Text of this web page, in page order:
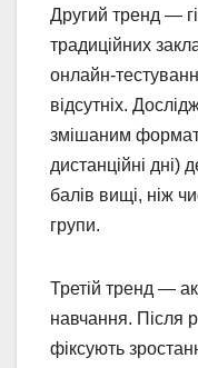
Другий тренд —
традиційних
онлайн-
відсутніх.
змішаним
дистанційні дні)
балів вищі, ніж
групи.
Третій тренд —
навчання. Після
фіксують